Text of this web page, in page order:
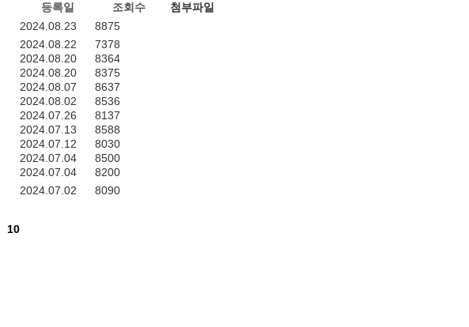
등록일 조회수
첨부파일
2024.08.23
8875
2024.08.22
7378
2024.08.20
8364
2024.08.20
8375
2024.08.07
8637
2024.08.02
8536
2024.07.26
8137
2024.07.13
8588
2024.07.12
8030
2024.07.04
8500
2024.07.04
8200
2024.07.02 8090
10